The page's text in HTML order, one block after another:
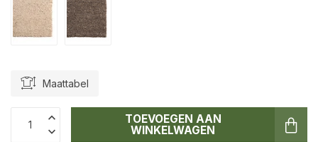
Maattabel
TOEVOEGEN AAN
WINKELWAGEN